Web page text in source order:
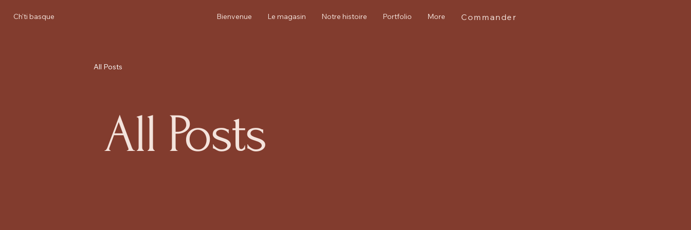
Ch'ti basque Bienvenue Le magasin Notre histoire Portfolio More Commander
All Posts
All Posts